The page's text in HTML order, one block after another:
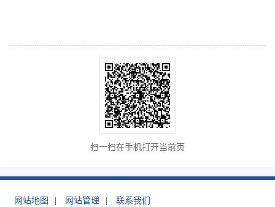
扫一扫在手机打开当前页
网站地图 网站管理 联系我们